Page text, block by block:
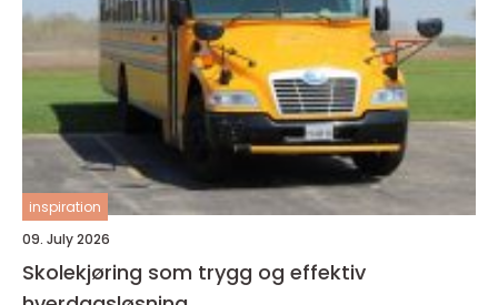
inspiration
09. July 2026
Skolekjøring som trygg og effektiv